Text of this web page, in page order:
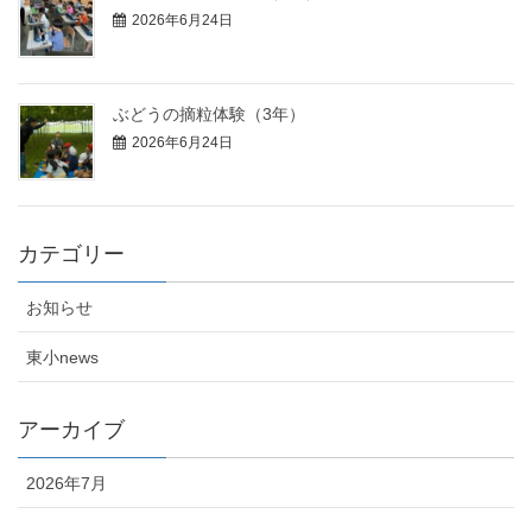
2026年6月24日
ぶどうの摘粒体験（3年）
2026年6月24日
カテゴリー
お知らせ
東小news
アーカイブ
2026年7月